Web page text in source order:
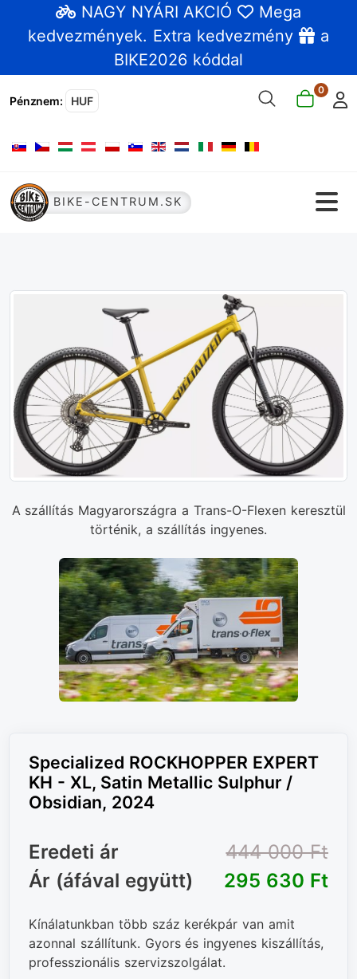
NAGY NYÁRI AKCIÓ
Mega
kedvezmények. Extra kedvezmény
a
BIKE2026 kóddal
Pénznem: HUF
0
Válasszon nyelvet
BIKE-CENTRUM.SK
A szállítás Magyarországra a Trans-O-Flexen keresztül
történik, a szállítás ingyenes.
Specialized ROCKHOPPER EXPERT
KH - XL, Satin Metallic Sulphur /
Obsidian, 2024
Eredeti ár
444 000 Ft‎
Ár (áfával együtt)
295 630 Ft‎
Kínálatunkban több száz kerékpár van amit
azonnal szállítunk. Gyors és ingyenes kiszállítás,
professzionális szervizszolgálat.